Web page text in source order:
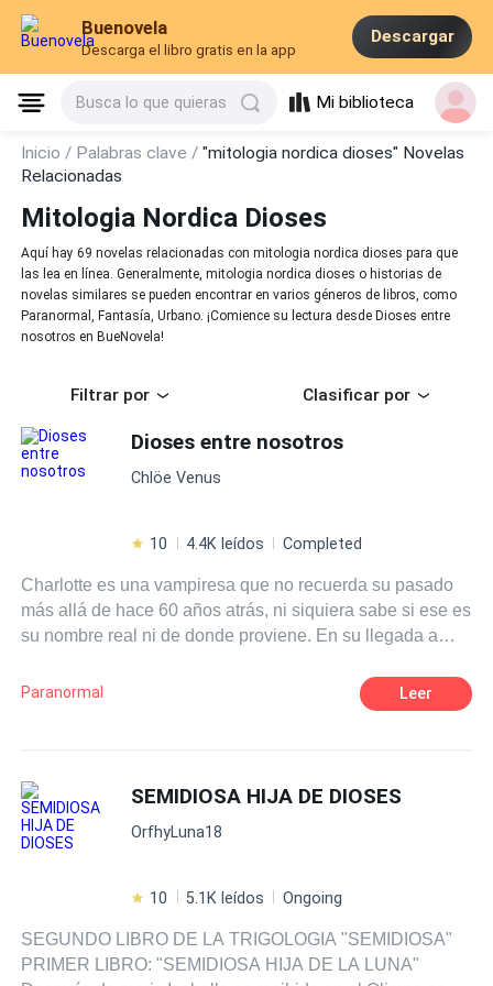
Buenovela
Descarga el libro gratis en la app
Descargar
Busca lo que quieras Mi biblioteca
Inicio / Palabras clave /"mitologia nordica dioses" Novelas
Relacionadas
Mitologia Nordica Dioses
Aquí hay 69 novelas relacionadas con mitologia nordica dioses para que
las lea en línea. Generalmente, mitologia nordica dioses o historias de
novelas similares se pueden encontrar en varios géneros de libros, como
Paranormal, Fantasía, Urbano. ¡Comience su lectura desde Dioses entre
nosotros en BueNovela!
Filtrar por Clasificar por
Dioses entre nosotros
Chlöe Venus
10 4.4K leídos Completed
Charlotte es una vampiresa que no recuerda su pasado
más allá de hace 60 años atrás, ni siquiera sabe si ese es
su nombre real ni de donde proviene. En su llegada a
caza vampiros, cuyo director, Arthur van Helsing, le hace
una extraña propuesta con la promesa de recobrar sus
habilidades. Sin embargo, se dará cuenta que dentro de
la organización hay más interés sobre ella, algunos no
precisamente inofensivos. Esta es una saga inspirada en
la modernidad actual.
Paranormal Leer
SEMIDIOSA HIJA DE DIOSES
OrfhyLuna18
10 5.1K leídos Ongoing
SEGUNDO LIBRO DE LA TRIGOLOGIA "SEMIDIOSA"
PRIMER LIBRO: "SEMIDIOSA HIJA DE LA LUNA"